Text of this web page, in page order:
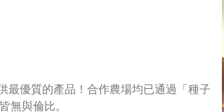
最優質的產品！合作農場均已通過「種子
無與倫比。